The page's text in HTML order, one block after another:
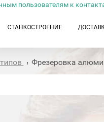
пользователям к
СТАНКОСТРОЕНИЕ
› Фрезеровка